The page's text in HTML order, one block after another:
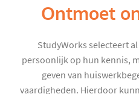
Ontmoet
StudyWorks selecteert
persoonlijk op hun kennis,
geven van
vaardigheden. Hierdoor